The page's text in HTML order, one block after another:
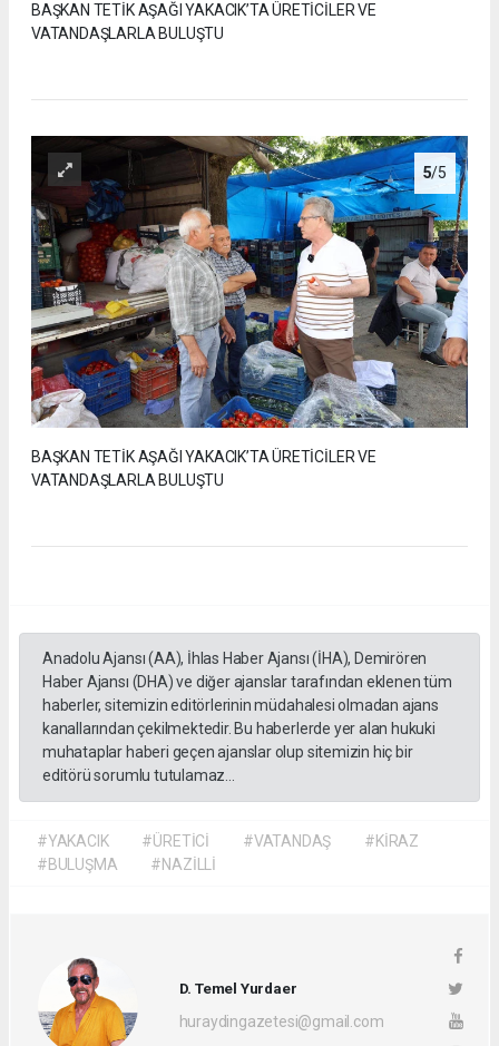
BAŞKAN TETİK AŞAĞI YAKACIK’TA ÜRETİCİLER VE
VATANDAŞLARLA BULUŞTU
5/5
BAŞKAN TETİK AŞAĞI YAKACIK’TA ÜRETİCİLER VE
VATANDAŞLARLA BULUŞTU
Anadolu Ajansı (AA), İhlas Haber Ajansı (İHA), Demirören
Haber Ajansı (DHA) ve diğer ajanslar tarafından eklenen tüm
haberler, sitemizin editörlerinin müdahalesi olmadan ajans
kanallarından çekilmektedir. Bu haberlerde yer alan hukuki
muhataplar haberi geçen ajanslar olup sitemizin hiç bir
editörü sorumlu tutulamaz...
#YAKACIK #ÜRETİCİ #VATANDAŞ
#KİRAZ
#BULUŞMA
#NAZİLLİ
D. Temel Yurdaer
huraydingazetesi@gmail.com